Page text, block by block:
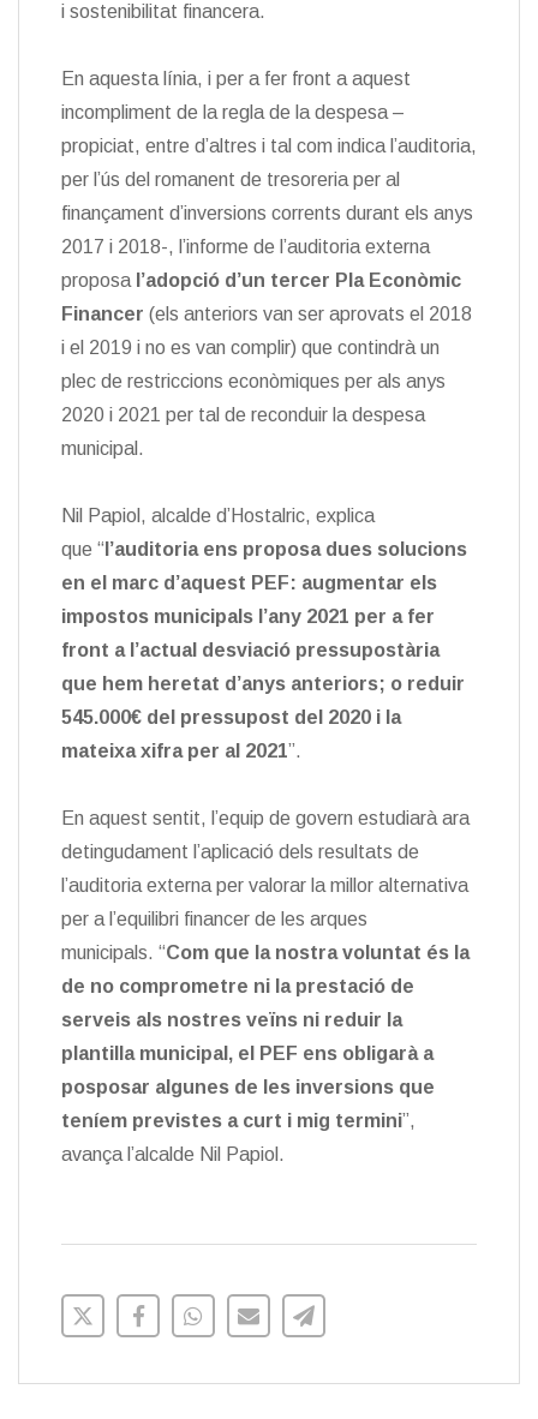
i sostenibilitat financera.
En aquesta línia, i per a fer front a aquest
incompliment de la regla de la despesa –
propiciat, entre d’altres i tal com indica l’auditoria,
per l’ús del romanent de tresoreria per al
finançament d’inversions corrents durant els anys
2017 i 2018-, l’informe de l’auditoria externa
proposa l’adopció d’un tercer Pla Econòmic
Financer (els anteriors van ser aprovats el 2018
i el 2019 i no es van complir) que contindrà un
plec de restriccions econòmiques per als anys
2020 i 2021 per tal de reconduir la despesa
municipal.
Nil Papiol, alcalde d’Hostalric, explica
que “ l’auditoria ens proposa dues solucions
en el marc d’aquest PEF: augmentar els
impostos municipals l’any 2021 per a fer
front a l’actual desviació pressupostària
que hem heretat d’anys anteriors; o reduir
545.000€ del pressupost del 2020 i la
mateixa xifra per al 2021”.
En aquest sentit, l’equip de govern estudiarà ara
detingudament l’aplicació dels resultats de
l’auditoria externa per valorar la millor alternativa
per a l’equilibri financer de les arques
municipals. “Com que la nostra voluntat és la
de no comprometre ni la prestació de
serveis als nostres veïns ni reduir la
plantilla municipal, el PEF ens obligarà a
posposar algunes de les inversions que
teníem previstes a curt i mig termini”,
avança l’alcalde Nil Papiol.